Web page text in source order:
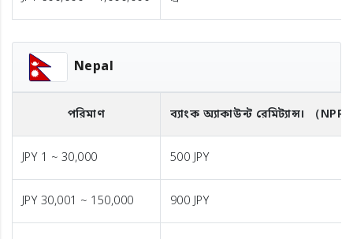
Nepal
পরিমাণ ব্যাংক অ্যাকাউন্ট রেমিট্যান্স। （NPR
JPY 1 ~ 30,000 500 JPY
JPY 30,001 ~ 150,000 900 JPY